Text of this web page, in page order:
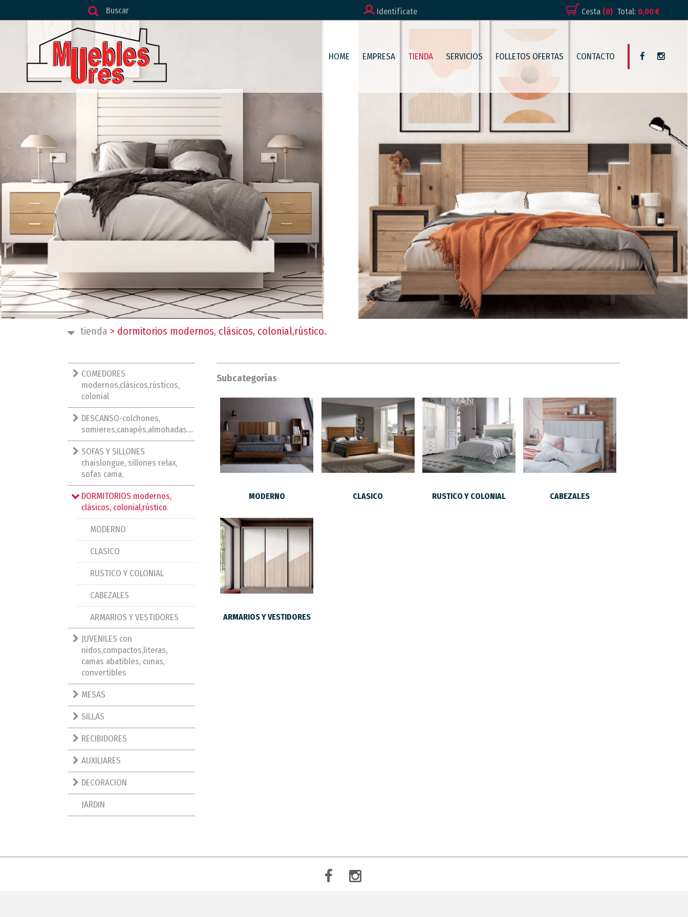
HOME EMPRESA TIENDA SERVICIOS FOLLETOS OFERTAS CONTACTO
Identifícate Cesta (0) Total: 0,00 €
tienda > dormitorios modernos, clásicos, colonial,rústico.
COMEDORES
modernos,clásicos,rústicos,
colonial
DESCANSO-colchones,
somieres,canapés,almohadas....
SOFAS Y SILLONES
chaislongue, sillones relax,
sofas cama,
DORMITORIOS modernos,
clásicos, colonial,rústico.
MODERNO
CLASICO
RUSTICO Y COLONIAL
CABEZALES
ARMARIOS Y VESTIDORES
JUVENILES con
nidos,compactos,literas,
camas abatibles, cunas,
convertibles
MESAS
SILLAS
RECIBIDORES
AUXILIARES
DECORACION
JARDIN
Subcategorías
MODERNO CLASICO RUSTICO Y COLONIAL CABEZALES
ARMARIOS Y VESTIDORES